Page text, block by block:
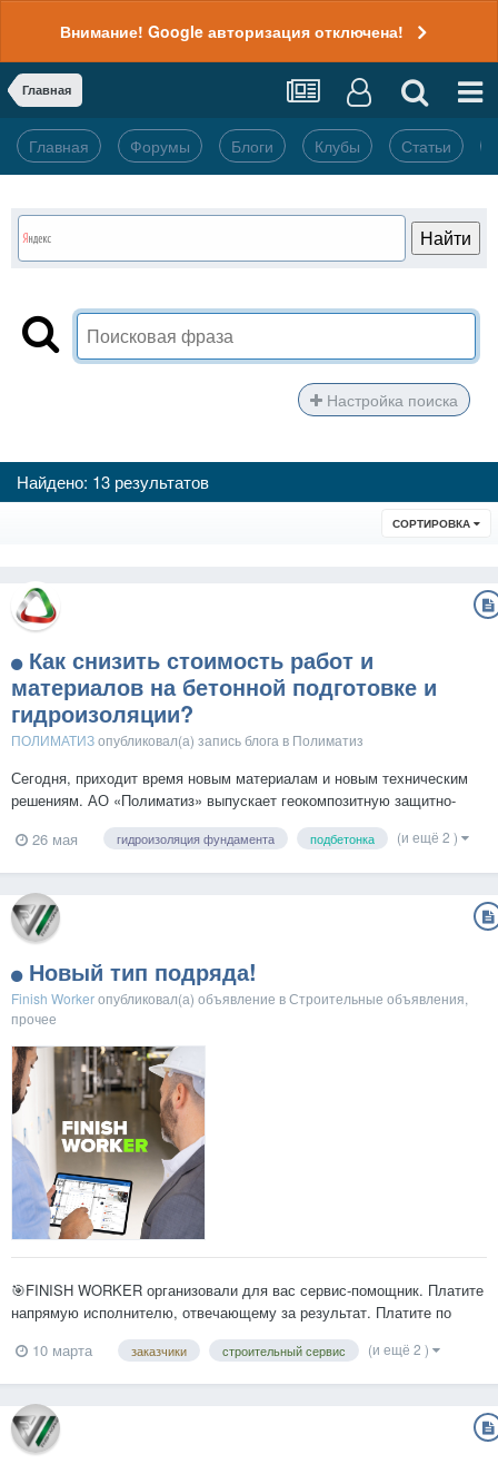
Внимание! Google авторизация отключена!
Главная
Главная Форумы Блоги Клубы Статьи
Настройка поиска
Найдено: 13 результатов
СОРТИРОВКА
Как снизить стоимость работ и
материалов на бетонной подготовке и
гидроизоляции?
ПОЛИМАТИЗопубликовал(а) запись блога в Полиматиз
Сегодня, приходит время новым материалам и новым техническим
решениям. АО «Полиматиз» выпускает геокомпозитную защитно-
изоляционную геомембрану «ГИДРОСТАБ». Что такое «Гидростаб»?
«Гидростаб» – это композитный гидроизоляционный материал
26 мая гидроизоляция фундамента подбетонка (и ещё 2 )
Новый тип подряда!
Finish Workerопубликовал(а) объявление вСтроительные объявления,
прочее
🎯FINISH WORKER организовали для вас сервис-помощник. Платите
напрямую исполнителю, отвечающему за результат. Платите по
функции: онлайн ведение и отчеты, План-Факт заказа, подбор
10 марта заказчики строительный сервис (и ещё 2 )